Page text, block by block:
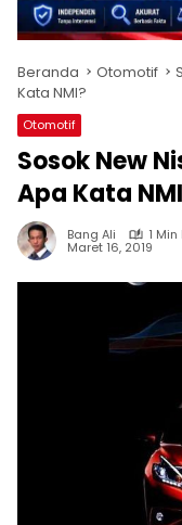
Beranda Otomotif
Kata NMI?
Otomotif
Sosok New
Apa Kata
Bang Ali 1
Maret 16, 2019